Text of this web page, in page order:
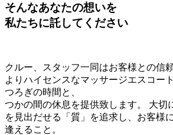
そんなあなたの想いを
私たちに託してください
クルー、スタッフ一同はお客様との信
よりハイセンスなマッサージエスコー
つろぎの時間と、
つかの間の休息を提供致します。 大切
を見出だせる「質」を追求し、お客様
逢えること。